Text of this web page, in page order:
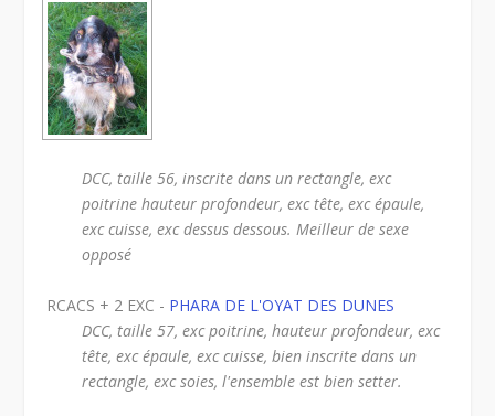
DCC, taille 56, inscrite dans un rectangle, exc
poitrine hauteur profondeur, exc tête, exc épaule,
exc cuisse, exc dessus dessous. Meilleur de sexe
opposé
RCACS + 2 EXC - PHARA DE L'OYAT DES DUNES
DCC, taille 57, exc poitrine, hauteur profondeur, exc
tête, exc épaule, exc cuisse, bien inscrite dans un
rectangle, exc soies, l'ensemble est bien setter.